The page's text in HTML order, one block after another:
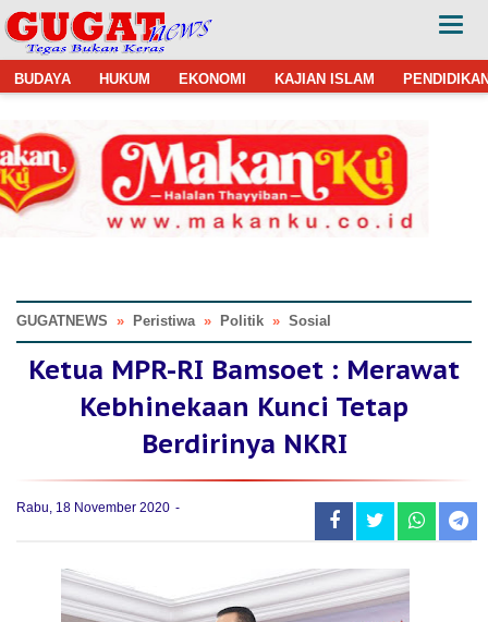
BUDAYA HUKUM EKONOMI KAJIAN ISLAM
GUGATNEWS » Peristiwa » Politik » Sosial
Ketua MPR-RI Bamsoet : Merawat
Kebhinekaan Kunci Tetap
Berdirinya NKRI
Rabu, 18 November 2020